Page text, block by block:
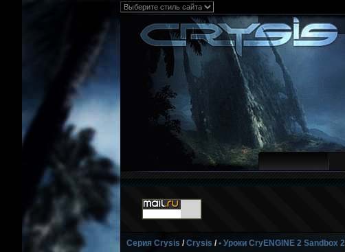
Серия Crysis /Crysis /• Уроки CryENGINE 2 Sandbox 2